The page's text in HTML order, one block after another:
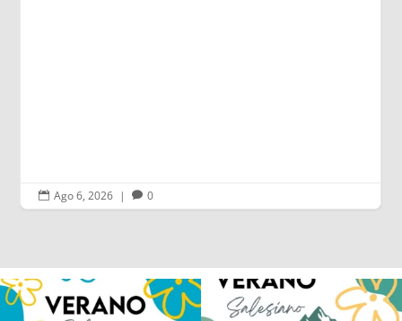
 Ago 6, 2026 |  0
Los alumnos de 6º de Primaria, 1º y 2º
de la ESO...
La diversión y la alegría también se han
sentido...